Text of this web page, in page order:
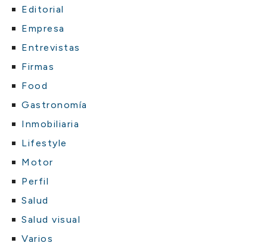
Editorial
Empresa
Entrevistas
Firmas
Food
Gastronomía
Inmobiliaria
Lifestyle
Motor
Perfil
Salud
Salud visual
Varios